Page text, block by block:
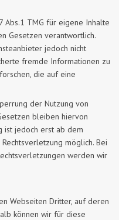
Abs.1 TMG für eigene Inhalte
Gesetzen verantwortlich.
jedoch nicht
fremde Informationen zu
die auf eine
der Nutzung von
bleiben hiervon
ist jedoch erst ab dem
möglich. Bei
werden wir
Webseiten Dritter, auf deren
können wir für diese